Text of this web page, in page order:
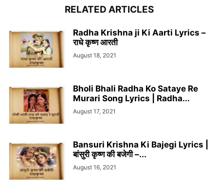
RELATED ARTICLES
Radha Krishna ji Ki Aarti Lyrics –
राधे कृष्ण आरती
August 18, 2021
Bholi Bhali Radha Ko Sataye Re
Murari Song Lyrics | Radha...
August 17, 2021
Bansuri Krishna Ki Bajegi Lyrics |
बांसुरी कृष्ण की बजेगी –...
August 16, 2021